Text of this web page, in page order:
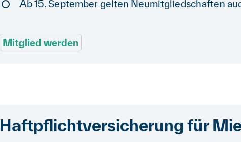
Ab 15. September gelten Neumitgliedschaften
Mitglied werden
Haftpflichtversicherung für